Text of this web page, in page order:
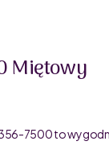
Miętowy
7500 to